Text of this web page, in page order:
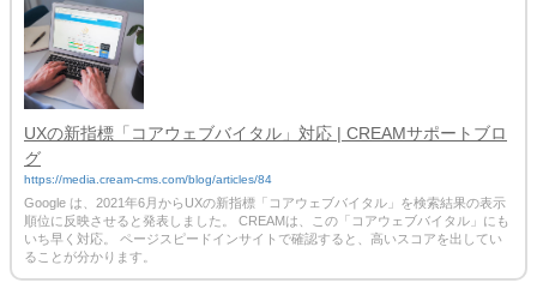
UXの新指標「コアウェブバイタル」対応 | CREAMサポートブロ
グ
https://media.cream-cms.com/blog/articles/84
Google は、2021年6月からUXの新指標「コアウェブバイタル」を検索結果の表示
順位に反映させると発表しました。 CREAMは、この「コアウェブバイタル」にも
いち早く対応。 ページスピードインサイトで確認すると、高いスコアを出してい
ることが分かります。